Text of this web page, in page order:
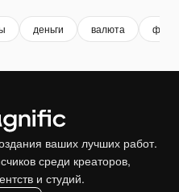
деньги валюта
ваших лучших работ.
среди креаторов,
и студий.